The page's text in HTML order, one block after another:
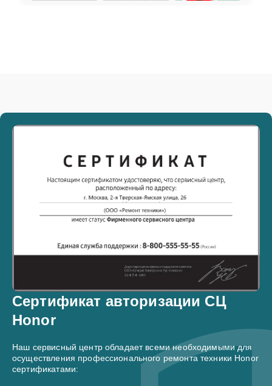
Сертификат авторизации СЦ
Honor
Наш сервисный центр обладает всеми необходимыми для
осуществления профессионального ремонта техники Honor
сертификатами: